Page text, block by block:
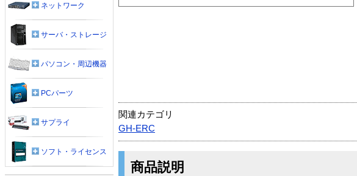
関連カテゴリ
GH-ERC
商品説明
ネットワーク
サーバ・ストレージ
パソコン・周辺機器
PCパーツ
サプライ
ソフト・ライセンス